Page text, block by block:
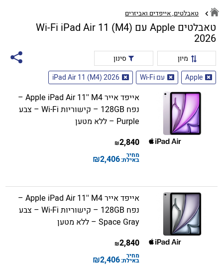
טאבלטים, אייפדים ואביזרים
טאבלטים Apple עם Wi-Fi iPad Air 11 (M4)
2026
מיון
סינון
Apple
עם Wi-Fi iPad Air 11 (M4) 2026
אייפד אייר Apple iPad Air 11'' M4 –
נפח 128GB – קישוריות Wi-Fi – צבע
Purple – ללא מטען
2,840
₪
מחיר
באילת:2,406
₪
אייפד אייר Apple iPad Air 11'' M4 –
נפח 128GB – קישוריות Wi-Fi – צבע
Space Gray – ללא מטען
2,840
₪
מחיר
באילת:2,406
₪